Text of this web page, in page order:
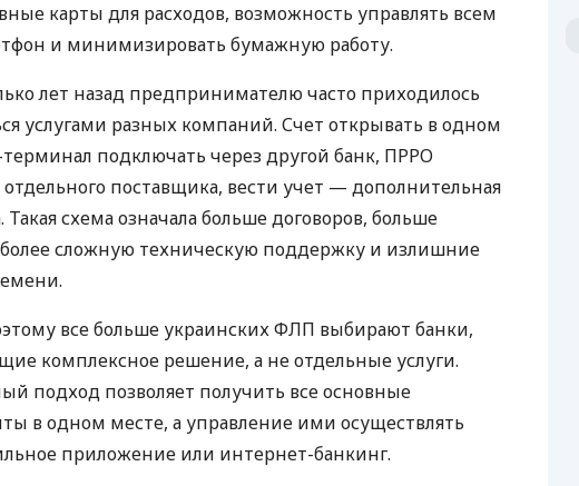
карты для расходов, возможность управлять всем
и минимизировать бумажную работу.
лет назад предпринимателю часто приходилось
услугами разных компаний. Счет открывать в одном
терминал подключать через другой банк, ПРРО
отдельного поставщика, вести учет — дополнительная
схема означала больше договоров, больше
сложную техническую поддержку и излишние
все больше украинских ФЛП выбирают банки,
комплексное решение, а не отдельные услуги.
подход позволяет получить все основные
в одном месте, а управление ими осуществлять
приложение или интернет-банкинг.